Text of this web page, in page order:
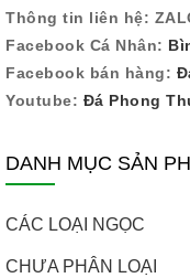
Thông tin liên hệ:
Facebook Cá Nhân:
Facebook bán hàng:
Youtube: Đá Phong
DANH MỤC SẢN
CÁC LOẠI NGỌC
CHƯA PHÂN LOẠI